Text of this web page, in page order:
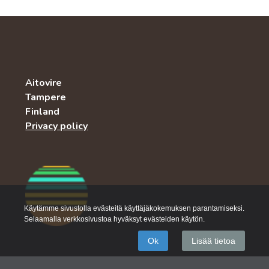
Aitovire
Tampere
Finland
Privacy policy
Käytämme sivustolla evästeitä käyttäjäkokemuksen parantamiseksi.
Selaamalla verkkosivustoa hyväksyt evästeiden käytön.
Ok Lisää tietoa